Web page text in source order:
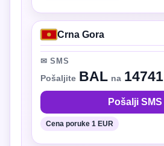
Crna Gora
✉ SMS
Pošaljite BAL na 14741
Pošalji SMS
Cena poruke 1 EUR